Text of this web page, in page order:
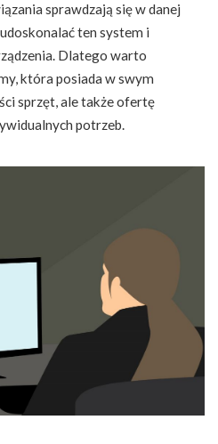
sprawdzają się w danej
ten system i
Dlatego warto
która posiada w swym
sprzęt, ale także ofertę
potrzeb.